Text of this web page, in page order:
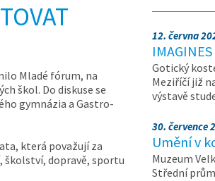
Mladé fórum, na
škol. Do diskuse se
gymnázia a Gastro-
která považují za
dopravě, sportu
12. června
Gotický
Meziříčí již
výstavě
30. července
Umění v
Muzeum
Střední